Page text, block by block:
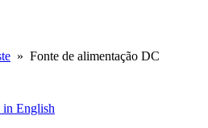
» Fonte de alimentação DC
in English